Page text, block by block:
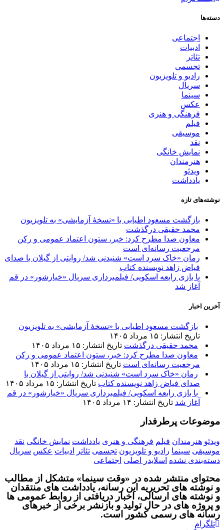
دسته‌ها
اجتماعی
ادبیات
تئاتر
تجسمی
رادیو و تلویزیون
سریال
سینما
عکس
فرهنگی و هنری
فیلم
موسیقی
نقد
نمایش خانگی
هنرمندان
ویدئو
یادداشت
نوشته‌های تازه
بازگشت مسعود اطیابی با «نسخهٔ آزمایشی» به تلویزیون
محمد حقیقی درگذشت
معاون صدا مطرح کرد: خبر، ستون اعتماد عمومی و رکن
مرجعیت رسانه‌ای است
رمان «خاک سرد است» شنیدنی شد/ روایتی از گیلان با صدای
فیاض زاهد نویسنده کتاب
با بازی رابعه اسکویی/ فیلمبرداری سریال «خیارشور» در قم
آغاز شد
آخرین اخبار
بازگشت مسعود اطیابی با «نسخهٔ آزمایشی» به تلویزیون
تاریخ انتشار: ۱۵ مرداد ۱۴۰۵
محمد حقیقی درگذشت تاریخ انتشار: ۱۵ مرداد ۱۴۰۵
معاون صدا مطرح کرد: خبر، ستون اعتماد عمومی و رکن
مرجعیت رسانه‌ای است تاریخ انتشار: ۱۵ مرداد ۱۴۰۵
رمان «خاک سرد است» شنیدنی شد/ روایتی از گیلان با
صدای فیاض زاهد نویسنده کتاب تاریخ انتشار: ۱۵ مرداد ۱۴۰۵
با بازی رابعه اسکویی/ فیلمبرداری سریال «خیارشور» در قم
آغاز شد تاریخ انتشار: ۱۴ مرداد ۱۴۰۵
موضوعات پرطرفدار
ویدئو هنرمندان فیلم فرهنگی و هنری یادداشت نمایش خانگی نقد
موسیقی سینما رادیو و تلویزیون تجسمی تئاتر ادبیات عکس سریال
دسته‌بندی نشده اسلایدر اصلی اجتماعی
محتوای منتشر شده در «وقت سینما» متشکل از مطالب
و نوشته های تحریریه این رسانه، یادداشت های منتقدان
و نوشته های ارسالی، اخبار دریافتی از روابط عمومی ها
و پروژه های در حال تولید و بازنشر برخی از خبرهای
رسانه های رسمی کشور است.
تلگرام